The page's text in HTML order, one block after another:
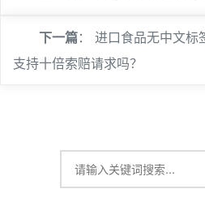
下一篇： 进口食品无中文标
支持十倍索赔请求吗？